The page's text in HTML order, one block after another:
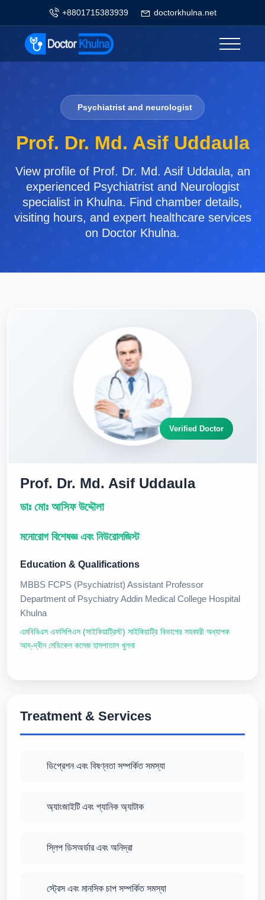
+8801715383939 doctorkhulna.net
Psychiatrist and neurologist
Prof. Dr. Md. Asif Uddaula
View profile of Prof. Dr. Md. Asif Uddaula, an
experienced Psychiatrist and Neurologist
specialist in Khulna. Find chamber details,
visiting hours, and expert healthcare services
on Doctor Khulna.
Verified Doctor
Prof. Dr. Md. Asif Uddaula
ডাঃ মোঃ আসিফ উদ্দৌলা
মনোরোগ বিশেষজ্ঞ এবং নিউরোলজিস্ট
Education & Qualifications
MBBS FCPS (Psychiatrist) Assistant Professor
Department of Psychiatry Addin Medical College Hospital
Khulna
এমবিবিএস এফসিপিএস (সাইকিয়াট্রিস্ট) সাইকিয়াট্রি বিভাগের সহকারী অধ্যাপক
আদ্-দ্বীন মেডিকেল কলেজ হাসপাতাল খুলনা
Treatment & Services
ডিপ্রেশন এবং বিষণ্নতা সম্পর্কিত সমস্যা
অ্যাংজাইটি এবং প্যানিক অ্যাটাক
স্লিপ ডিসঅর্ডার এবং অনিদ্রা
স্ট্রেস এবং মানসিক চাপ সম্পর্কিত সমস্যা